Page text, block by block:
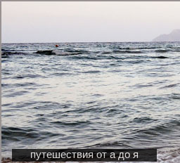
путешествия от а до я